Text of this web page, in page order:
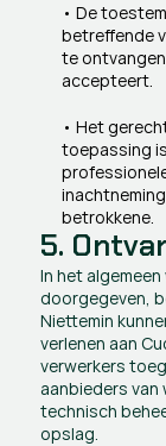
• De
betreffende
te
accepteert.
• Het
toepassing
betrokkene.
5.
In het
doorgegeven,
Niettemin
verlenen aan
verwerkers
aanbieders van
technisch
opslag.